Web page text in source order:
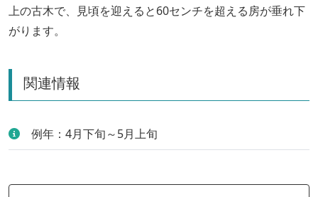
上の古木で、見頃を迎えると60センチを超える房が垂れ下
がります。
関連情報
例年：4月下旬～5月上旬